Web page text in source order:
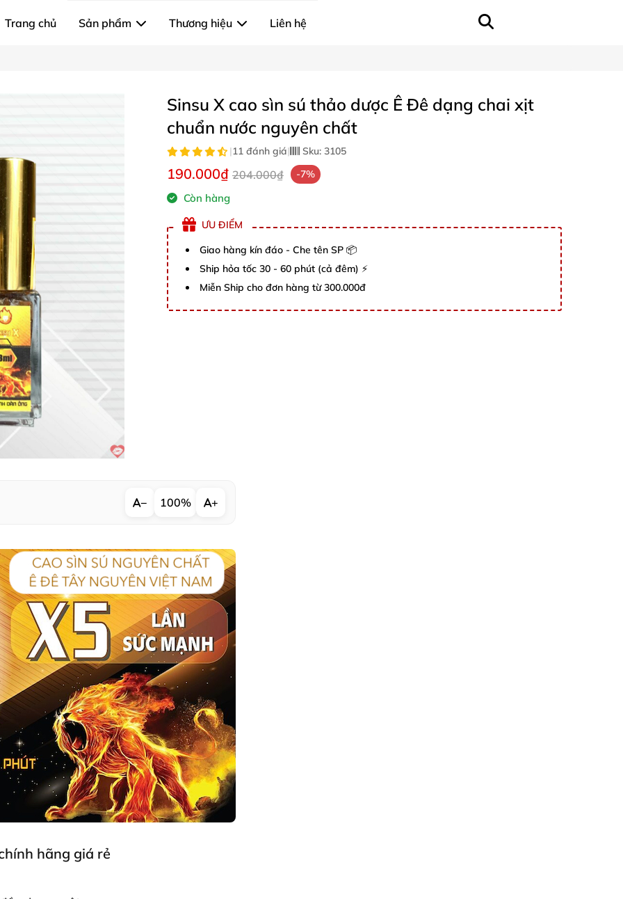
Trang chủ Sản phẩm Thương hiệu Liên hệ
Sinsu X cao sìn sú thảo dược Ê Đê dạng chai xịt
chuẩn nước nguyên chất
|11 đánh giá| Sku: 3105
190.000₫ 204.000₫ -7%
Còn hàng
ƯU ĐIỂM
Giao hàng kín đáo - Che tên SP 📦
Ship hỏa tốc 30 - 60 phút (cả đêm) ⚡
Miễn Ship cho đơn hàng từ 300.000đ
− 100% +
hãng giá rẻ